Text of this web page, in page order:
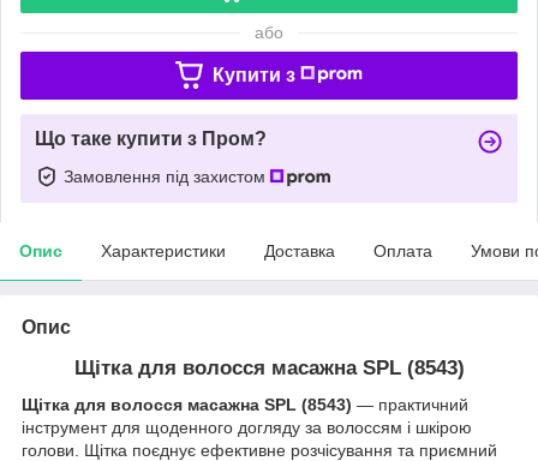
або
Купити з
Що таке купити з Пром?
Замовлення під захистом
Опис Характеристики Доставка Оплата Умови
Опис
Щітка для волосся масажна SPL (8543)
Щітка для волосся масажна SPL (8543) — практичний
інструмент для щоденного догляду за волоссям і шкірою
голови. Щітка поєднує ефективне розчісування та приємний